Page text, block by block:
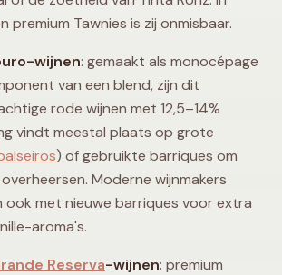
premium Tawnies is zij onmisbaar.
wijnen: gemaakt als monocépage
van een blend, zijn dit
rode wijnen met 12,5–14%
vindt meestal plaats op grote
) of gebruikte barriques om
Moderne wijnmakers
ook met nieuwe barriques voor extra
aroma's.
Reserva-wijnen: premium